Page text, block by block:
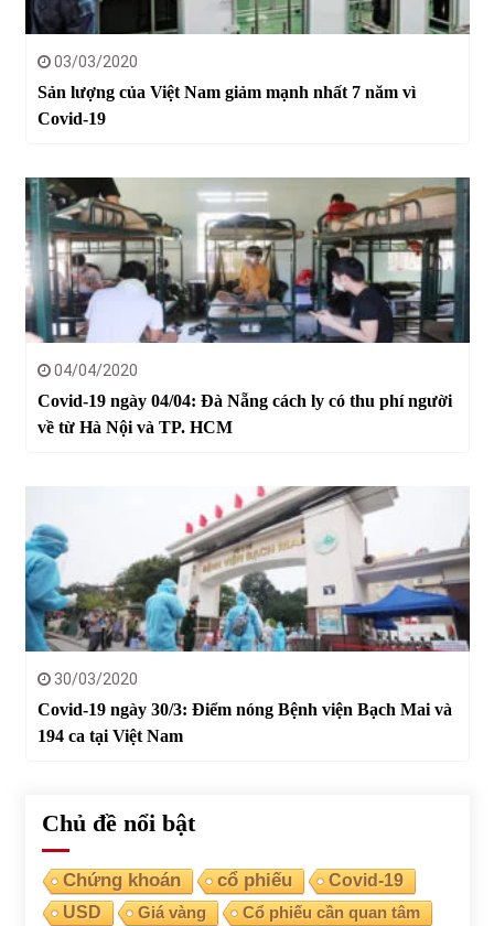
03/03/2020
Sản lượng của Việt Nam giảm mạnh nhất 7 năm vì
Covid-19
04/04/2020
Covid-19 ngày 04/04: Đà Nẵng cách ly có thu phí người
về từ Hà Nội và TP. HCM
30/03/2020
Covid-19 ngày 30/3: Điểm nóng Bệnh viện Bạch Mai và
194 ca tại Việt Nam
Chủ đề nổi bật
Chứng khoán cổ phiếu
Covid-19
USD
Giá vàng Cổ phiếu cần quan tâm